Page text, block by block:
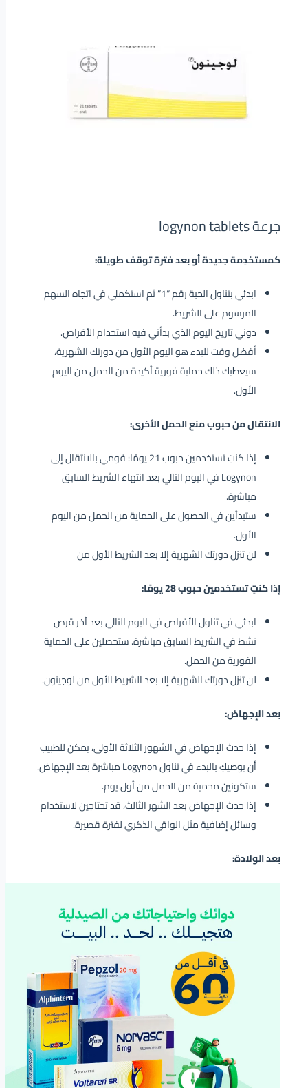
جرعة logynon tablets
كمستخدِمة جديدة أو بعد فترة توقف طويلة:
ابدئي بتناول الحبة رقم “1” ثم استكملي في اتجاه السهم
المرسوم على الشريط.
دوني تاريخ اليوم الذي بدأتي فيه استخدام الأقراص.
أفضل وقت للبدء هو اليوم الأول من دورتك الشهرية،
سيعطيك ذلك حماية فورية أكيدة من الحمل من اليوم
الأول.
الانتقال من حبوب منع الحمل الأخرى:
إذا كنتِ تستخدمين حبوب 21 يومًا: قومي بالانتقال إلى
Logynon في اليوم التالي بعد انتهاء الشريط السابق
مباشرة.
ستبدأين في الحصول على الحماية من الحمل من اليوم
الأول.
لن تنزل دورتك الشهرية إلا بعد الشريط الأول من
إذا كنتِ تستخدمين حبوب 28 يومًا:
ابدئي في تناول الأقراص في اليوم التالي بعد آخر قرص
نشط في الشريط السابق مباشرة. ستحصلين على الحماية
الفورية من الحمل.
لن تنزل دورتك الشهرية إلا بعد الشريط الأول من لوجينون.
بعد الإجهاض:
إذا حدث الإجهاض في الشهور الثلاثة الأولى، يمكن للطبيب
أن يوصيكِ بالبدء في تناول Logynon مباشرة بعد الإجهاض.
ستكونين محمية من الحمل من أول يوم.
إذا حدث الإجهاض بعد الشهر الثالث، قد تحتاجين لاستخدام
وسائل إضافية مثل الواقي الذكري لفترة قصيرة.
بعد الولادة: